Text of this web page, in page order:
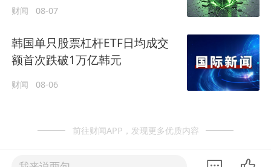
财闻 08-07
韩国单只股票杠杆ETF日均成交
额首次跌破1万亿韩元
财闻 08-06
前往财闻APP，发现更多优质内容